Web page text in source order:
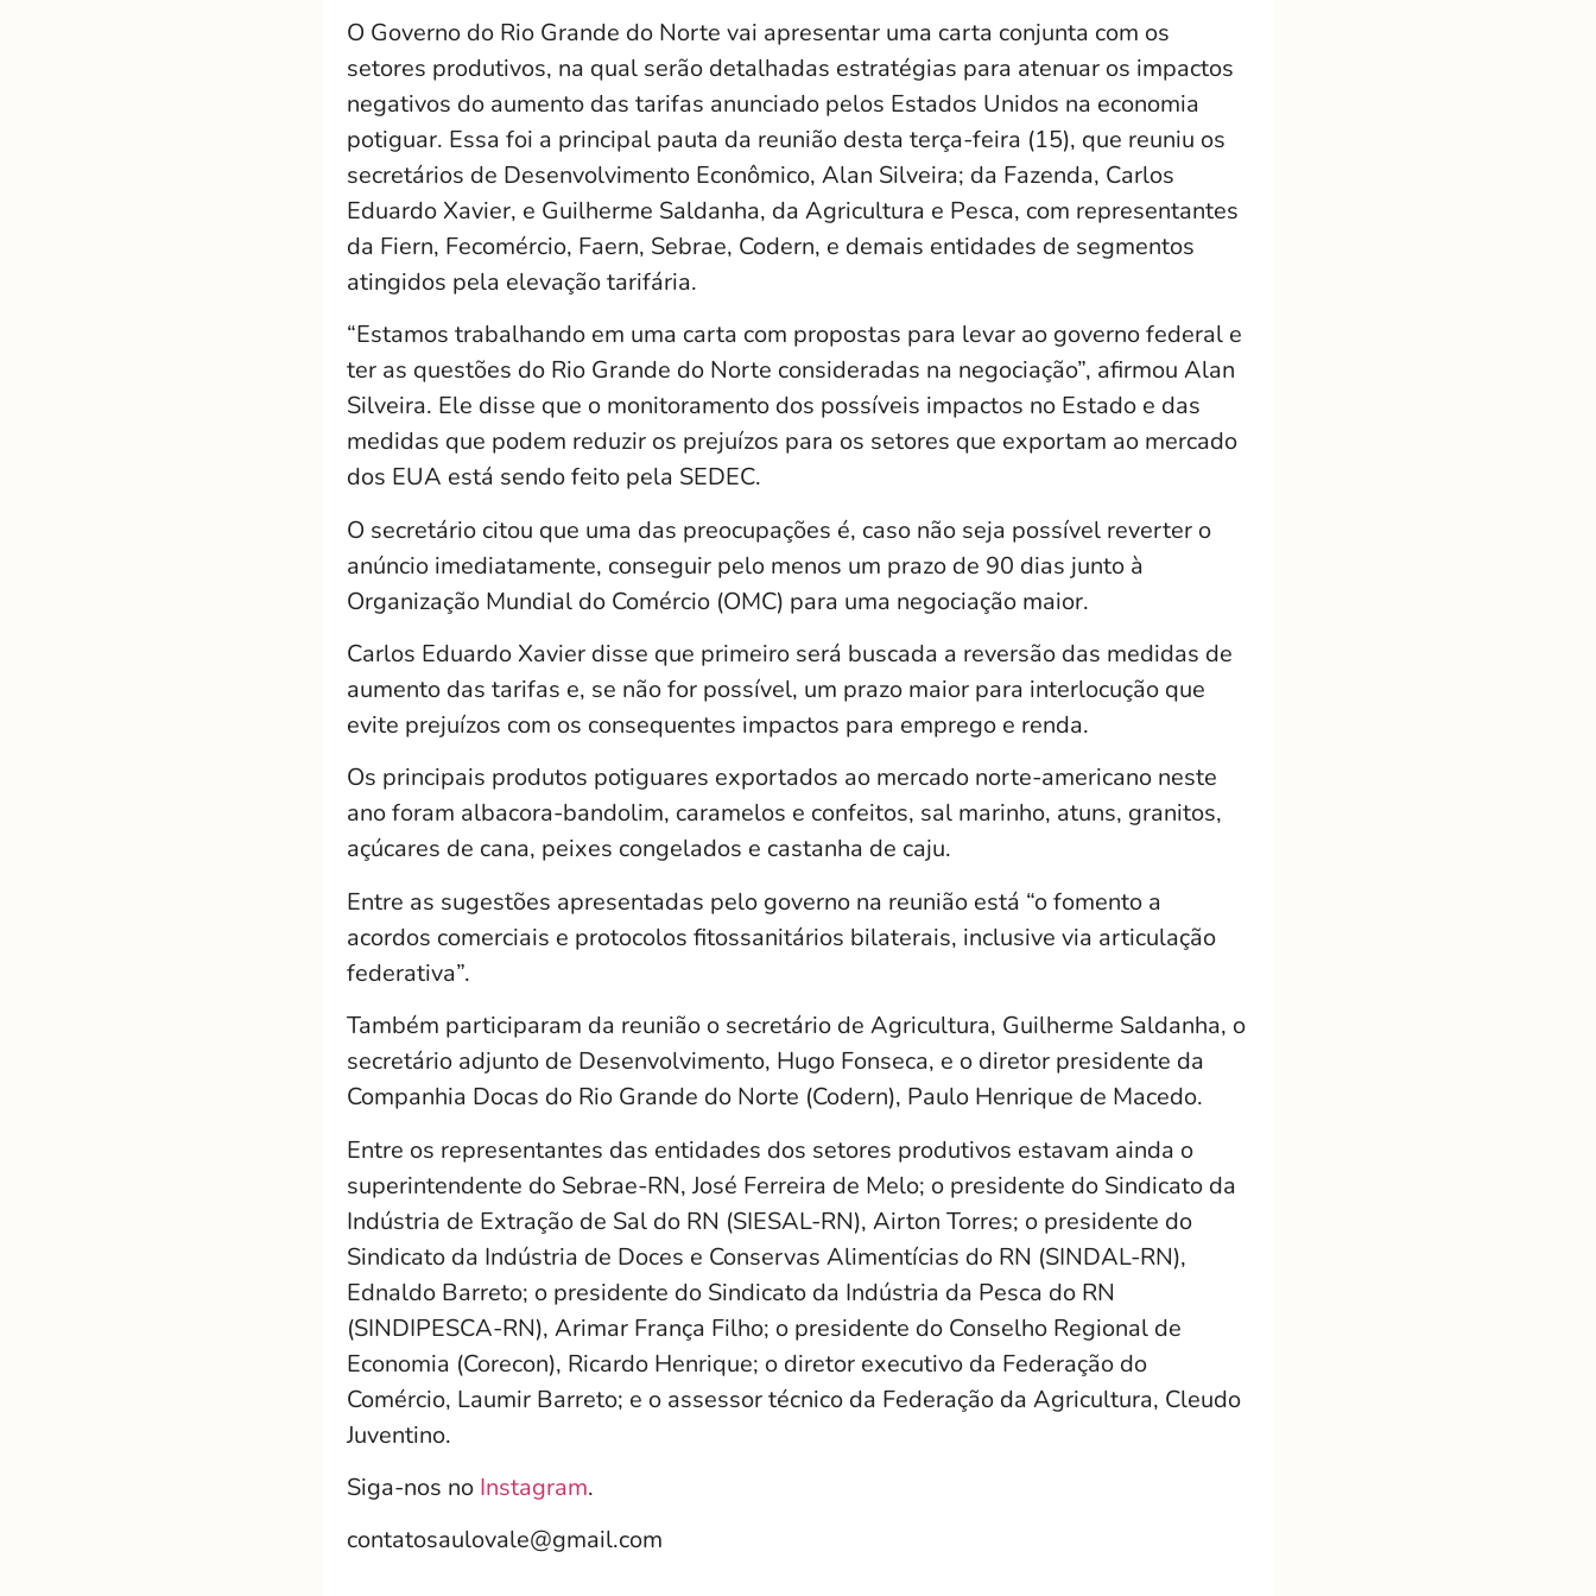
O Governo do Rio Grande do Norte vai apresentar uma carta conjunta com os
setores produtivos, na qual serão detalhadas estratégias para atenuar os impactos
negativos do aumento das tarifas anunciado pelos Estados Unidos na economia
potiguar. Essa foi a principal pauta da reunião desta terça-feira (15), que reuniu os
secretários de Desenvolvimento Econômico, Alan Silveira; da Fazenda, Carlos
Eduardo Xavier, e Guilherme Saldanha, da Agricultura e Pesca, com representantes
da Fiern, Fecomércio, Faern, Sebrae, Codern, e demais entidades de segmentos
atingidos pela elevação tarifária.
“Estamos trabalhando em uma carta com propostas para levar ao governo federal e
ter as questões do Rio Grande do Norte consideradas na negociação”, afirmou Alan
Silveira. Ele disse que o monitoramento dos possíveis impactos no Estado e das
medidas que podem reduzir os prejuízos para os setores que exportam ao mercado
dos EUA está sendo feito pela SEDEC.
O secretário citou que uma das preocupações é, caso não seja possível reverter o
anúncio imediatamente, conseguir pelo menos um prazo de 90 dias junto à
Organização Mundial do Comércio (OMC) para uma negociação maior.
Carlos Eduardo Xavier disse que primeiro será buscada a reversão das medidas de
aumento das tarifas e, se não for possível, um prazo maior para interlocução que
evite prejuízos com os consequentes impactos para emprego e renda.
Os principais produtos potiguares exportados ao mercado norte-americano neste
ano foram albacora-bandolim, caramelos e confeitos, sal marinho, atuns, granitos,
açúcares de cana, peixes congelados e castanha de caju.
Entre as sugestões apresentadas pelo governo na reunião está “o fomento a
acordos comerciais e protocolos fitossanitários bilaterais, inclusive via articulação
federativa”.
Também participaram da reunião o secretário de Agricultura, Guilherme Saldanha, o
secretário adjunto de Desenvolvimento, Hugo Fonseca, e o diretor presidente da
Companhia Docas do Rio Grande do Norte (Codern), Paulo Henrique de Macedo.
Entre os representantes das entidades dos setores produtivos estavam ainda o
superintendente do Sebrae-RN, José Ferreira de Melo; o presidente do Sindicato da
Indústria de Extração de Sal do RN (SIESAL-RN), Airton Torres; o presidente do
Sindicato da Indústria de Doces e Conservas Alimentícias do RN (SINDAL-RN),
Ednaldo Barreto; o presidente do Sindicato da Indústria da Pesca do RN
(SINDIPESCA-RN), Arimar França Filho; o presidente do Conselho Regional de
Economia (Corecon), Ricardo Henrique; o diretor executivo da Federação do
Comércio, Laumir Barreto; e o assessor técnico da Federação da Agricultura, Cleudo
Juventino.
Siga-nos no Instagram.
contatosaulovale@gmail.com